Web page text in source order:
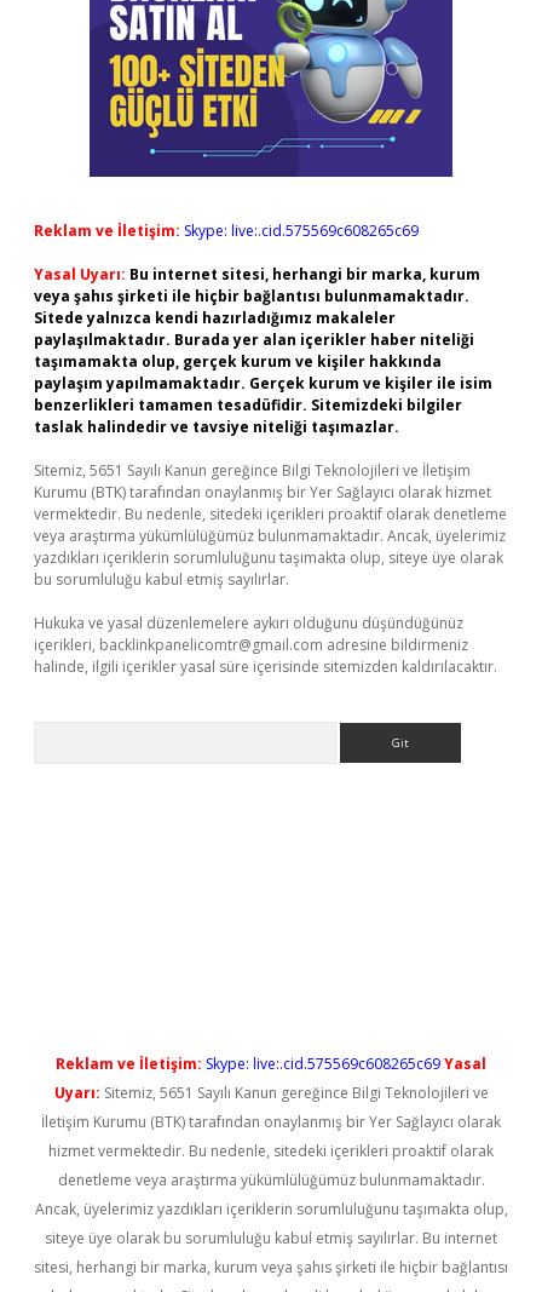
Reklam ve İletişim: Skype: live:.cid.575569c608265c69
Yasal Uyarı: Bu internet sitesi, herhangi bir marka, kurum
veya şahıs şirketi ile hiçbir bağlantısı bulunmamaktadır.
Sitede yalnızca kendi hazırladığımız makaleler
paylaşılmaktadır. Burada yer alan içerikler haber niteliği
taşımamakta olup, gerçek kurum ve kişiler hakkında
paylaşım yapılmamaktadır. Gerçek kurum ve kişiler ile isim
benzerlikleri tamamen tesadüfidir. Sitemizdeki bilgiler
taslak halindedir ve tavsiye niteliği taşımazlar.
Sitemiz, 5651 Sayılı Kanun gereğince Bilgi Teknolojileri ve İletişim
Kurumu (BTK) tarafından onaylanmış bir Yer Sağlayıcı olarak hizmet
vermektedir. Bu nedenle, sitedeki içerikleri proaktif olarak denetleme
veya araştırma yükümlülüğümüz bulunmamaktadır. Ancak, üyelerimiz
yazdıkları içeriklerin sorumluluğunu taşımakta olup, siteye üye olarak
bu sorumluluğu kabul etmiş sayılırlar.
Hukuka ve yasal düzenlemelere aykırı olduğunu düşündüğünüz
içerikleri, backlinkpanelicomtr@gmail.com adresine bildirmeniz
halinde, ilgili içerikler yasal süre içerisinde sitemizden kaldırılacaktır.
Reklam ve İletişim: Skype: live:.cid.575569c608265c69Yasal
Uyarı: Sitemiz, 5651 Sayılı Kanun gereğince Bilgi Teknolojileri ve
İletişim Kurumu (BTK) tarafından onaylanmış bir Yer Sağlayıcı olarak
hizmet vermektedir. Bu nedenle, sitedeki içerikleri proaktif olarak
denetleme veya araştırma yükümlülüğümüz bulunmamaktadır.
Ancak, üyelerimiz yazdıkları içeriklerin sorumluluğunu taşımakta olup,
siteye üye olarak bu sorumluluğu kabul etmiş sayılırlar. Bu internet
sitesi, herhangi bir marka, kurum veya şahıs şirketi ile hiçbir bağlantısı